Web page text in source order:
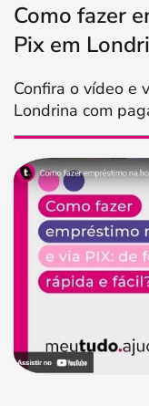
Como fazer
Pix em
Confira o vídeo e
Londrina com